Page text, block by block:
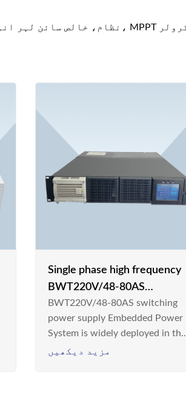
Single phase high frequency
BWT220V/48-80AS
switching power supply
BWT220V/48-80AS switching
power supply Embedded Power
System is widely deployed in the
Telecom/Industrial environment
مزید دیکھیں